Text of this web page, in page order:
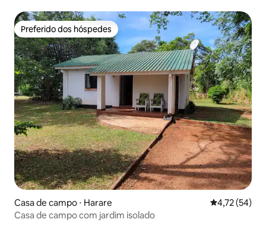
Preferido dos hóspedes
Preferido dos hóspedes
Casa de campo ⋅ Harare 4,72 de uma
4,72 (54)
Casa de campo com jardim isolado